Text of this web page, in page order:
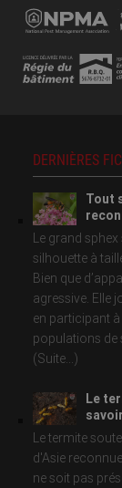
DERNIÈRES
Tout
Le grand
silhouette à
Bien que
agressive. Elle
en participant
populations de
(Suite...)
Le
savoir
Le termite
d'Asie
ne soit pas